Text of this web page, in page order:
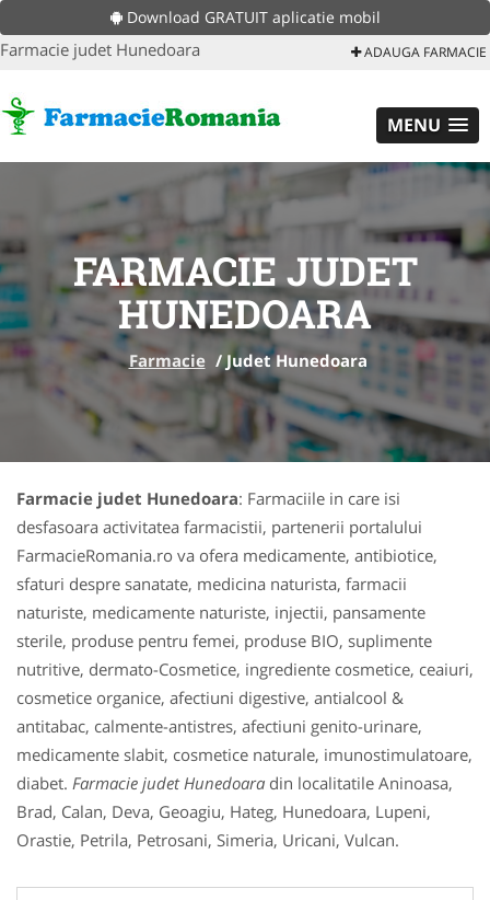
Download GRATUIT aplicatie mobil
Farmacie judet Hunedoara ADAUGA FARMACIE
MENU
FARMACIE JUDET
HUNEDOARA
Farmacie /Judet Hunedoara
Farmacie judet Hunedoara: Farmaciile in care isi
desfasoara activitatea farmacistii, partenerii portalului
FarmacieRomania.ro va ofera medicamente, antibiotice,
sfaturi despre sanatate, medicina naturista, farmacii
naturiste, medicamente naturiste, injectii, pansamente
sterile, produse pentru femei, produse BIO, suplimente
nutritive, dermato-Cosmetice, ingrediente cosmetice, ceaiuri,
cosmetice organice, afectiuni digestive, antialcool &
antitabac, calmente-antistres, afectiuni genito-urinare,
medicamente slabit, cosmetice naturale, imunostimulatoare,
diabet. Farmacie judet Hunedoara din localitatile Aninoasa,
Brad, Calan, Deva, Geoagiu, Hateg, Hunedoara, Lupeni,
Orastie, Petrila, Petrosani, Simeria, Uricani, Vulcan.